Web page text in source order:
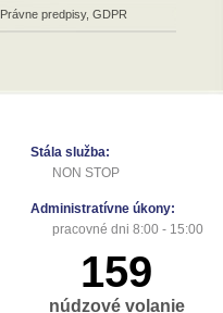
Právne predpisy, GDPR
Stála služba:
NON STOP
Administratívne úkony:
pracovné dni 8:00 - 15:00
159
núdzové volanie